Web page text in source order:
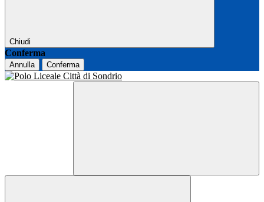
Chiudi
Conferma
Annulla Conferma